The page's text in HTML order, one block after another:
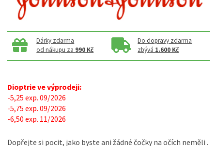
Dárky zdarma
od nákupu za 990 Kč
Do dopravy zdarma
zbývá 1.600 Kč
Dioptrie ve výprodeji:
-5,25 exp. 09/2026
-5,75 exp. 09/2026
-6,50 exp. 11/2026
Dopřejte si pocit, jako byste ani žádné čočky na očích neměli .